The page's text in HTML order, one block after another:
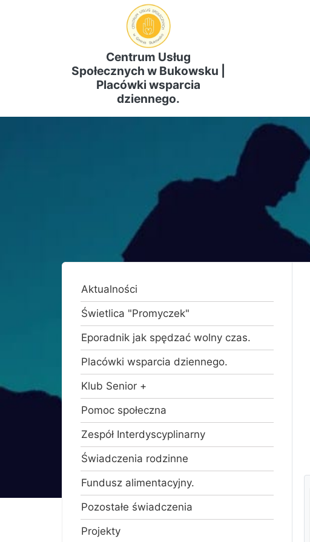
Centrum Usług
Społecznych w Bukowsku |
Placówki wsparcia
dziennego.
Aktualności
Świetlica "Promyczek"
Eporadnik jak spędzać wolny czas.
Placówki wsparcia dziennego.
Klub Senior +
Pomoc społeczna
Zespół Interdyscyplinarny
Świadczenia rodzinne
Fundusz alimentacyjny.
Pozostałe świadczenia
Projekty